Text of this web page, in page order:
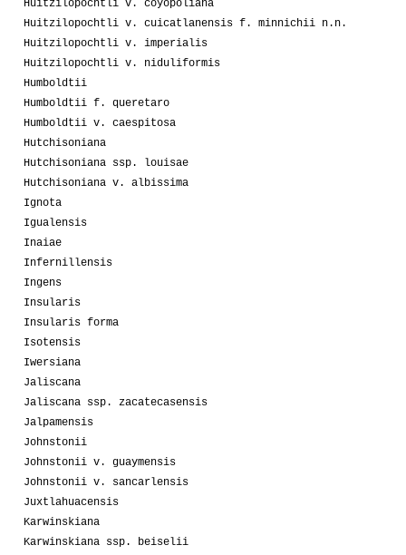
Huitzilopochtli v. coyopoliana
Huitzilopochtli v. cuicatlanensis f. minnichii n.n.
Huitzilopochtli v. imperialis
Huitzilopochtli v. niduliformis
Humboldtii
Humboldtii f. queretaro
Humboldtii v. caespitosa
Hutchisoniana
Hutchisoniana ssp. louisae
Hutchisoniana v. albissima
Ignota
Igualensis
Inaiae
Infernillensis
Ingens
Insularis
Insularis forma
Isotensis
Iwersiana
Jaliscana
Jaliscana ssp. zacatecasensis
Jalpamensis
Johnstonii
Johnstonii v. guaymensis
Johnstonii v. sancarlensis
Juxtlahuacensis
Karwinskiana
Karwinskiana ssp. beiselii